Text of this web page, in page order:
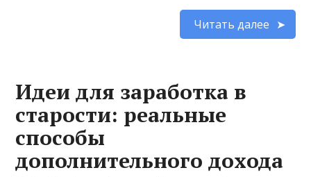
Читать далее
Идеи для заработка в
старости: реальные
способы
дополнительного дохода